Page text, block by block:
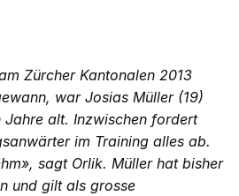
Zürcher Kantonalen 2013
war Josias Müller (19)
Jahre alt. Inzwischen fordert
im Training alles ab.
sagt Orlik. Müller hat bisher
und gilt als grosse